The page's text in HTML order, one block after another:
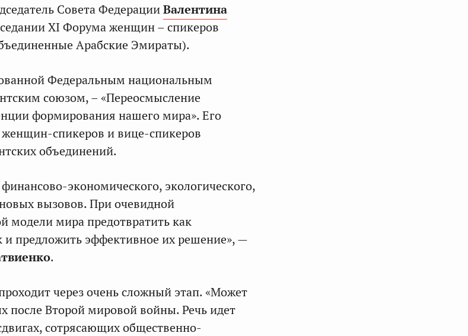
Совета ФедерацииВалентина
XI Форума женщин – спикеров
Арабские Эмираты).
Федеральным национальным
союзом, – «Переосмысление
формирования нашего мира». Его
женщин-спикеров и вице-спикеров
объединений.
экономического, экологического,
вызовов. При очевидной
модели мира предотвратить как
и предложить эффективное их решение», —
.
через очень сложный этап. «Может
после Второй мировой войны. Речь идет
сотрясающих общественно-